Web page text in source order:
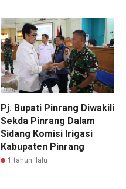
Pj. Bupati Pinrang Diwakili
Sekda Pinrang Dalam
Sidang Komisi Irigasi
Kabupaten Pinrang
1 tahun lalu